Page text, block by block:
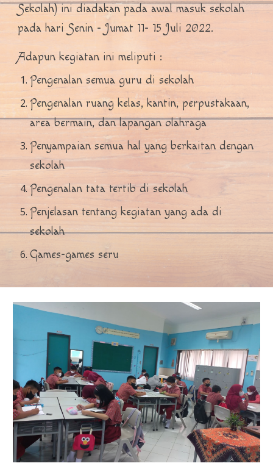
Sekolah) ini diadakan pada awal masuk sekolah
pada hari Senin - Jumat 11- 15 Juli 2022.
Adapun kegiatan ini meliputi :
Pengenalan semua guru di sekolah
Pengenalan ruang kelas, kantin, perpustakaan,
area bermain, dan lapangan olahraga
Penyampaian semua hal yang berkaitan dengan
sekolah
Pengenalan tata tertib di sekolah
Penjelasan tentang kegiatan yang ada di
sekolah
Games-games seru